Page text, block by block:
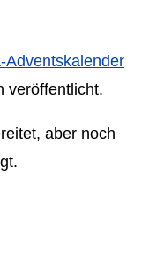
Adventskalender
veröffentlicht.
aber noch